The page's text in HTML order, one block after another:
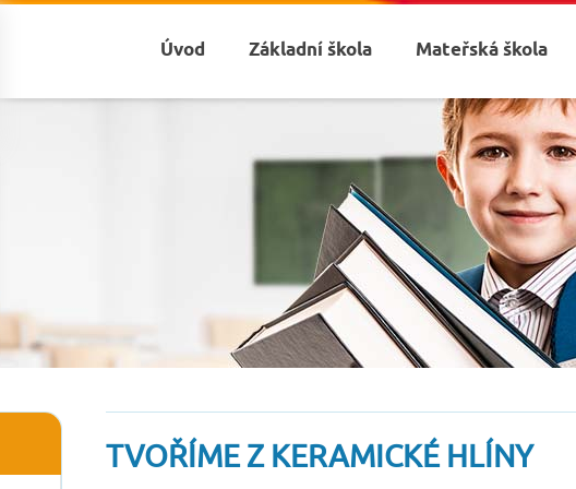
Úvod Základní škola Mateřská škola
TVOŘÍME Z KERAMICKÉ HLÍNY